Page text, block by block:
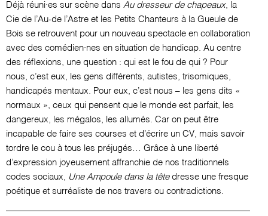
Déjà réuni·es sur scène dans Au dresseur de chapeaux, la
Cie de l’Au-de l’Astre et les Petits Chanteurs à la Gueule de
Bois se retrouvent pour un nouveau spectacle en collaboration
avec des comédien·nes en situation de handicap. Au centre
des réflexions, une question : qui est le fou de qui ? Pour
nous, c’est eux, les gens différents, autistes, trisomiques,
handicapés mentaux. Pour eux, c’est nous – les gens dits «
normaux », ceux qui pensent que le monde est parfait, les
dangereux, les mégalos, les allumés. Car on peut être
incapable de faire ses courses et d’écrire un CV, mais savoir
tordre le cou à tous les préjugés… Grâce à une liberté
d’expression joyeusement affranchie de nos traditionnels
codes sociaux, Une Ampoule dans la tête dresse une fresque
poétique et surréaliste de nos travers ou contradictions.